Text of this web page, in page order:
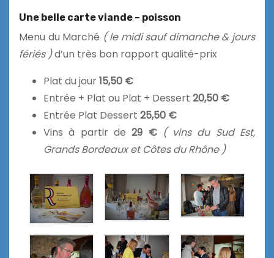
Une belle carte viande – poisson
Menu du Marché ( le midi sauf dimanche & jours
fériés )d’un très bon rapport qualité-prix
Plat du jour15,50 €
Entrée + Plat ou Plat + Dessert 20,50 €
Entrée Plat Dessert 25,50 €
Vins à partir de29 € ( vins du Sud Est,
Grands Bordeaux et Côtes du Rhône )